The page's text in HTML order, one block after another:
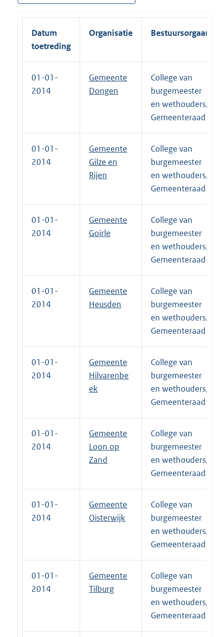
Datum
toetreding
Organisatie Bestuursorgaan
01-01-
2014
Gemeente
Dongen
College van
burgemeester
en wethouders,
Gemeenteraad
01-01-
2014
Gemeente
Gilze en
Rijen
College van
burgemeester
en wethouders,
Gemeenteraad
01-01-
2014
Gemeente
Goirle
College van
burgemeester
en wethouders,
Gemeenteraad
01-01-
2014
Gemeente
Heusden
College van
burgemeester
en wethouders,
Gemeenteraad
01-01-
2014
Gemeente
Hilvarenbe
ek
College van
burgemeester
en wethouders,
Gemeenteraad
01-01-
2014
Gemeente
Loon op
Zand
College van
burgemeester
en wethouders,
Gemeenteraad
01-01-
2014
Gemeente
Oisterwijk
College van
burgemeester
en wethouders,
Gemeenteraad
01-01-
2014
Gemeente
Tilburg
College van
burgemeester
en wethouders,
Gemeenteraad